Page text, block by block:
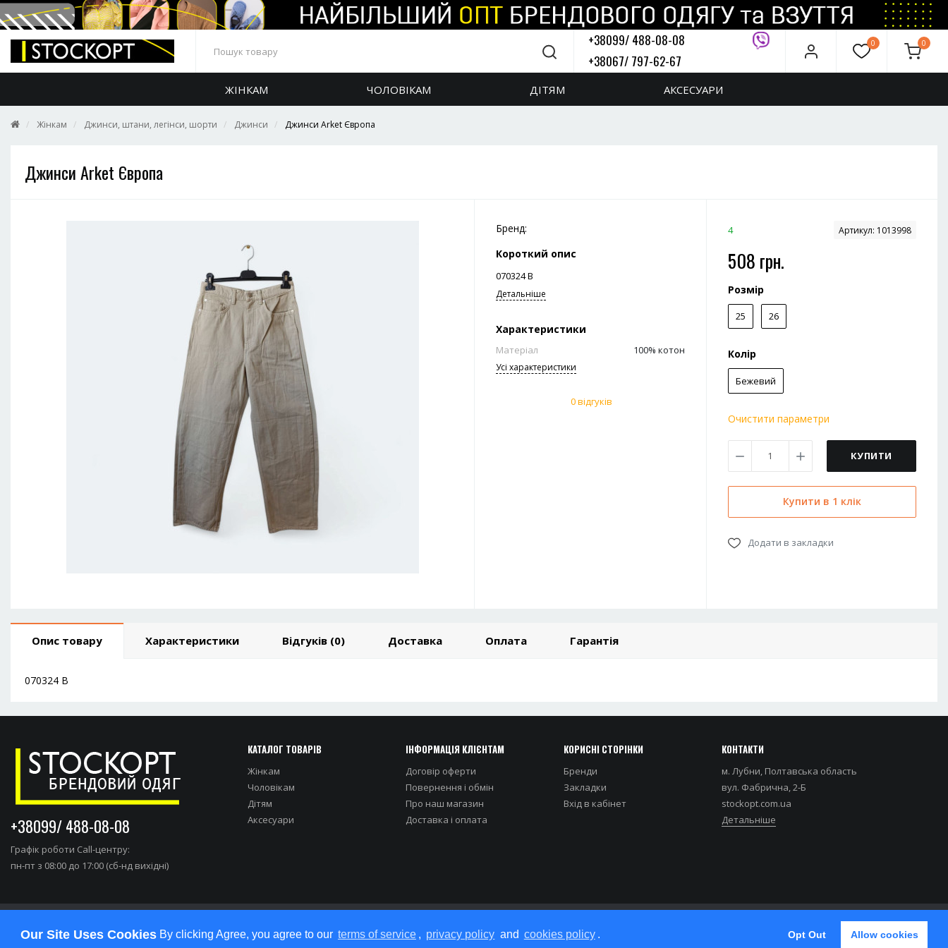
Our Site Uses Cookies By clicking Agree, you agree to our terms of service , privacy policy and cookies policy . Opt Out Allow cookies
+38099/ 488-08-08
+38067/ 797-62-67
0 0
ЖІНКАМ ЧОЛОВІКАМ ДІТЯМ АКСЕСУАРИ
Жінкам Джинси, штани, легінси, шорти Джинси Джинси Arket Європа
Джинси Arket Європа
Бренд:
Короткий опис
070324 В
Детальніше
Характеристики
Матеріал 100% котон
Усi характеристики
0 відгуків
4 Артикул: 1013998
508 грн.
Розмір
25 26
Колір
Бежевий
Очистити параметри
КУПИТИ
Купити в 1 клік
Додати в закладки
Опис товару Характеристики Відгуків (0) Доставка Оплата Гарантія
070324 В
+38099/ 488-08-08
Графік роботи Call-центру:
пн-пт з 08:00 до 17:00 (сб-нд вихідні)
КАТАЛОГ ТОВАРІВ
Жінкам
Чоловікам
Дітям
Аксесуари
ІНФОРМАЦІЯ КЛІЄНТАМ
Договір оферти
Повернення і обмін
Про наш магазин
Доставка i оплата
КОРИСНІ СТОРІНКИ
Бренди
Закладки
Вхiд в кабiнет
КОНТАКТИ
м. Лубни, Полтавська область
вул. Фабрична, 2-Б
stockopt.com.ua
Детальніше
Iнтернет-магазин STOCKOPT © 2026
студия разработки сайтов